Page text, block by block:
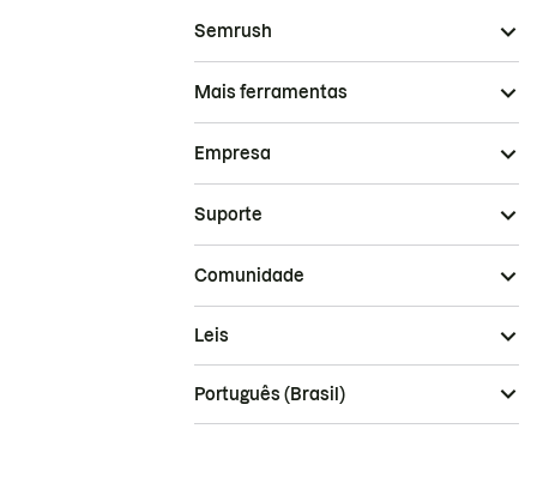
Semrush
Mais ferramentas
Empresa
Suporte
Comunidade
Leis
Português (Brasil)